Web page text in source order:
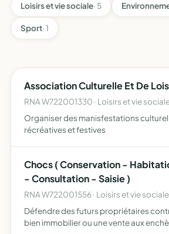
Loisirs et vie sociale· 5
Sport· 1
Association Culturelle Et De
RNA W722001330 · Loisirs et vie
Organiser des manisfestations
récréatives et festives
Chocs ( Conservation -
- Consultation - Saisie )
RNA W722001556 · Loisirs et vie
Défendre des futurs propriétaires
bien immobilier ou une vente aux